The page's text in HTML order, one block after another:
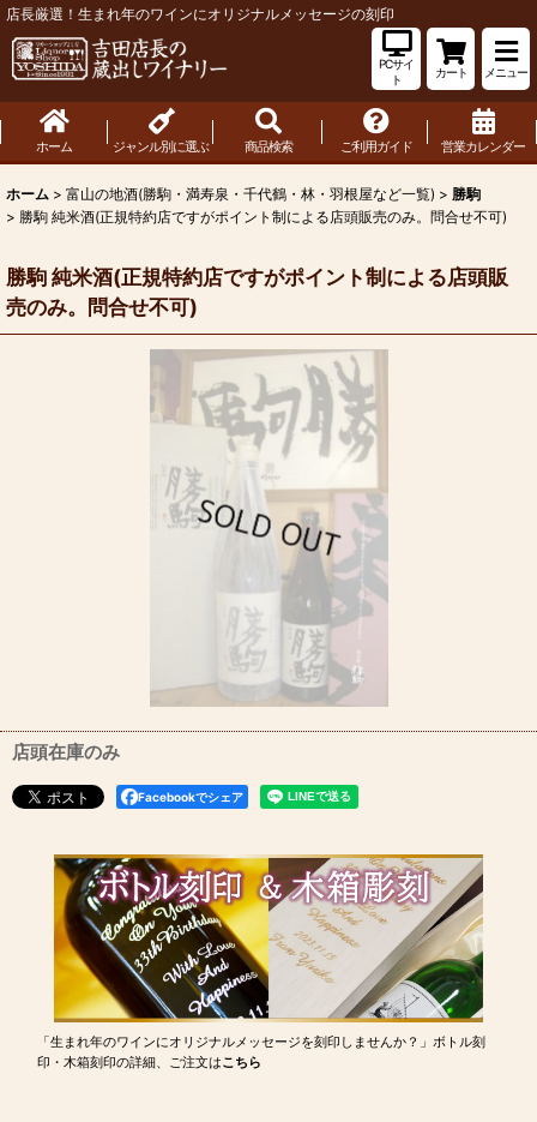
店長厳選！生まれ年のワインにオリジナルメッセージの刻印
PCサイ
ト
カート メニュー
ホーム ジャンル別に選ぶ 商品検索 ご利用ガイド 営業カレンダー
ホーム > 富山の地酒(勝駒・満寿泉・千代鶴・林・羽根屋など一覧) > 勝駒
> 勝駒 純米酒(正規特約店ですがポイント制による店頭販売のみ。問合せ不可)
勝駒 純米酒(正規特約店ですがポイント制による店頭販
売のみ。問合せ不可)
店頭在庫のみ
Facebookでシェア
「生まれ年のワインにオリジナルメッセージを刻印しませんか？」ボトル刻
印・木箱刻印の詳細、ご注文はこちら